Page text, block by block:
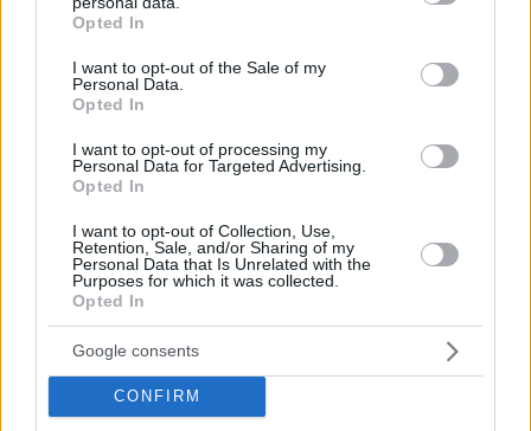
grant or deny consent to Google and its third-party tags to
use your data for below specified purposes in below Google
consent section.
Opted In
I want to opt-out of the Sale of my
Personal Data.
Opted In
I want to opt-out of processing my
Personal Data for Targeted Advertising.
Opted In
I want to opt-out of Collection, Use,
Retention, Sale, and/or Sharing of my
Personal Data that Is Unrelated with the
Purposes for which it was collected.
Opted In
Google consents
CONFIRM
αποτελούν τα Τμήματα Φυσικής, καθώς
πεδίο, προκειμένου να αυξηθεί η δεξαμενή των
υποψηφίων, που μπορούν να τα δηλώσουν.
Παράλληλα, έχει ανοίξει συζήτηση ακόμη και
για ένταξη μαθηματικών τμημάτων σε
περισσότερα πεδία.
Η εξέλιξη αυτή έχει προκαλέσει αντιδράσεις.
«Ένας φυσικός δεν πρέπει να γνωρίζει
μαθηματικά;» διερωτώνται αρκετοί,
εκφράζοντας προβληματισμό για το κατά πόσο
η διεύρυνση των πεδίων πρόσβασης